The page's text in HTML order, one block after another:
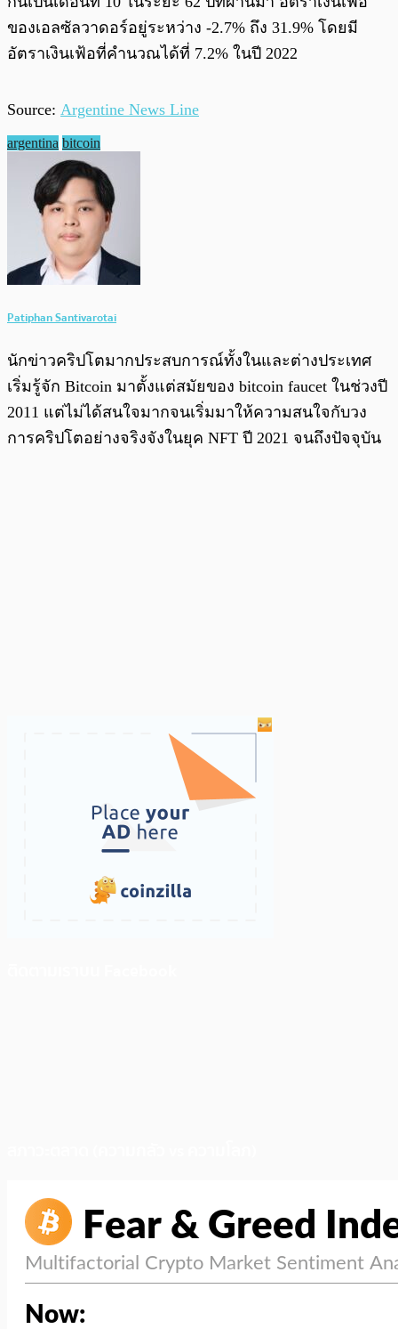
ของเอลซัลวาดอร์อยู่ระหว่าง -2.7% ถึง 31.9% โดยมี
อัตราเงินเฟ้อที่คำนวณได้ที่ 7.2% ในปี 2022
Source: Argentine News Line
argentina bitcoin
Patiphan Santivarotai
นักข่าวคริปโตมากประสบการณ์ทั้งในและต่างประเทศ
เริ่มรู้จัก Bitcoin มาตั้งแต่สมัยของ bitcoin faucet ในช่วงปี
2011 แต่ไม่ได้สนใจมากจนเริ่มมาให้ความสนใจกับวง
การคริปโตอย่างจริงจังในยุค NFT ปี 2021 จนถึงปัจจุบัน